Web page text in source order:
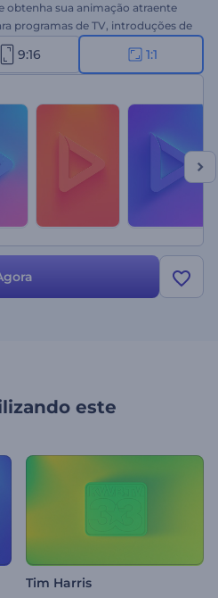
obtenha sua animação atraente
programas de TV, introduções de
promoções de eventos e muito
revelação do seu logotipo
9:16 1:1
este
Tim Harris